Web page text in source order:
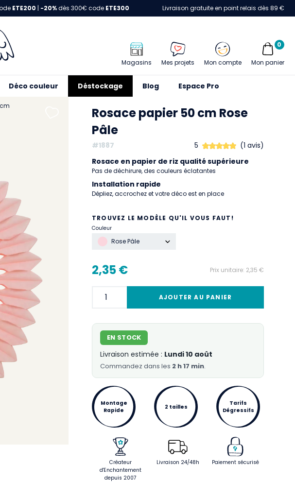
ETE200 | -20%dès 300€ code ETE300 Livraison gratuite en point relais dès 89 €
Magasins Mes projets Mon compte Mon panier
0
Déco couleur Déstockage Blog Espace Pro
Rosace papier 50 cm Rose
Pâle
#1887 5
(1 avis)
Rosace en papier de riz qualité supérieure
Pas de déchirure, des couleurs éclatantes
Installation rapide
Dépliez, accrochez et votre déco est en place
TROUVEZ LE MODÈLE QU'IL VOUS FAUT!
Couleur
Rose Pâle
2,35 € Prix unitaire: 2,35 €
AJOUTER AU PANIER
EN STOCK
Livraison estimée : Lundi 10 août
Commandez dans les 2 h 17 min.
Montage
Rapide
2 tailles
Tarifs
Dégressifs
Créateur
d'Enchantement
depuis 2007
Livraison 24/48h Paiement sécurisé